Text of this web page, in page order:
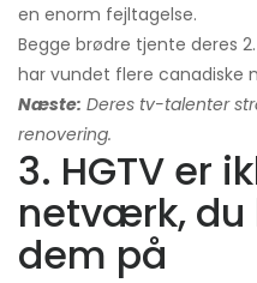
en enorm fejltagelse.
Begge brødre tjente deres
har vundet flere canadiske
Næste: Deres tv-talenter
renovering.
3. HGTV er
netværk, du
dem på